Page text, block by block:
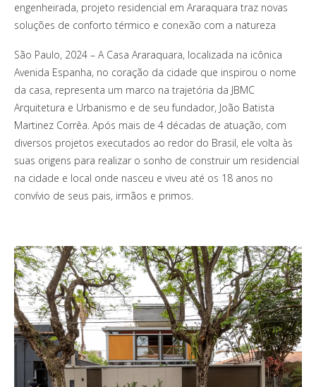
engenheirada, projeto residencial em Araraquara traz novas
soluções de conforto térmico e conexão com a natureza
São Paulo, 2024 – A Casa Araraquara, localizada na icônica
Avenida Espanha, no coração da cidade que inspirou o nome
da casa, representa um marco na trajetória da JBMC
Arquitetura e Urbanismo e de seu fundador, João Batista
Martinez Corrêa. Após mais de 4 décadas de atuação, com
diversos projetos executados ao redor do Brasil, ele volta às
suas origens para realizar o sonho de construir um residencial
na cidade e local onde nasceu e viveu até os 18 anos no
convívio de seus pais, irmãos e primos.